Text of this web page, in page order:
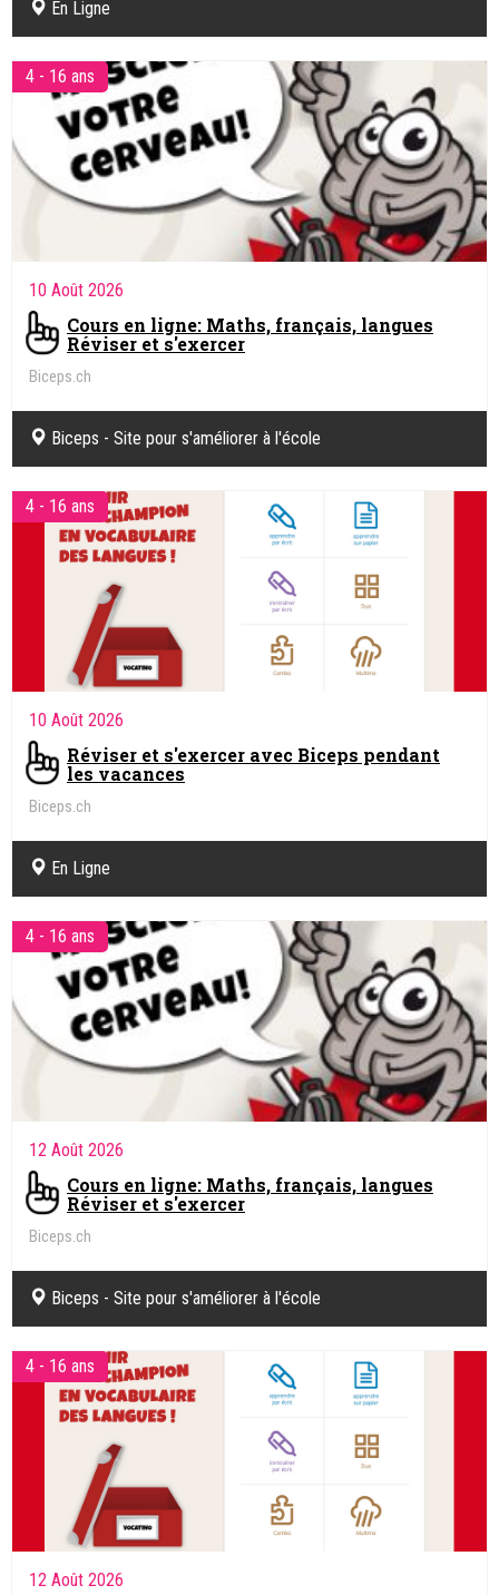
En Ligne
4 - 16 ans
10 Août 2026
Cours en ligne: Maths, français, langues
Réviser et s'exercer
Biceps.ch
Biceps - Site pour s'améliorer à l'école
4 - 16 ans
10 Août 2026
Réviser et s'exercer avec Biceps pendant
les vacances
Biceps.ch
En Ligne
4 - 16 ans
12 Août 2026
Cours en ligne: Maths, français, langues
Réviser et s'exercer
Biceps.ch
Biceps - Site pour s'améliorer à l'école
4 - 16 ans
12 Août 2026